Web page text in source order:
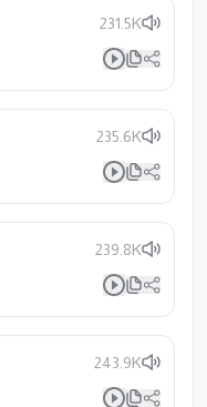
231.5K
235.6K
239.8K
243.9K